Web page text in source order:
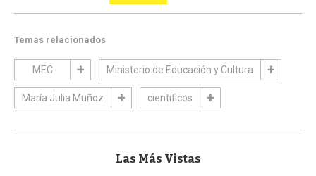
Temas relacionados
MEC Ministerio de Educación y Cultura
María Julia Muñoz cientificos
Las Más Vistas